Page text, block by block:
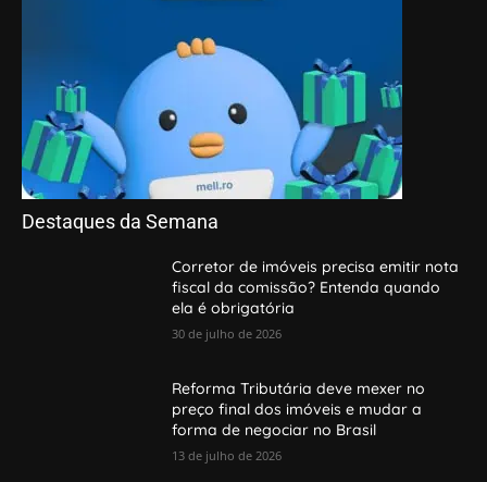
Destaques da Semana
Corretor de imóveis precisa emitir nota
fiscal da comissão? Entenda quando
ela é obrigatória
30 de julho de 2026
Reforma Tributária deve mexer no
preço final dos imóveis e mudar a
forma de negociar no Brasil
13 de julho de 2026